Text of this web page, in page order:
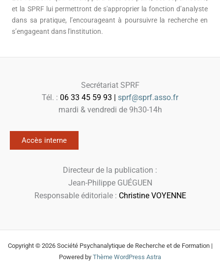
et la SPRF lui permettront de s'approprier la fonction d’analyste
dans sa pratique, l’encourageant à poursuivre la recherche en
s’engageant dans l'institution.
Secrétariat SPRF
Tél. : 06 33 45 59 93 | sprf@sprf.asso.fr
mardi & vendredi de 9h30-14h
Accès interne
Directeur de la publication :
Jean-Philippe GUÉGUEN
Responsable éditoriale : Christine VOYENNE
Copyright © 2026 Société Psychanalytique de Recherche et de Formation |
Powered by Thème WordPress Astra